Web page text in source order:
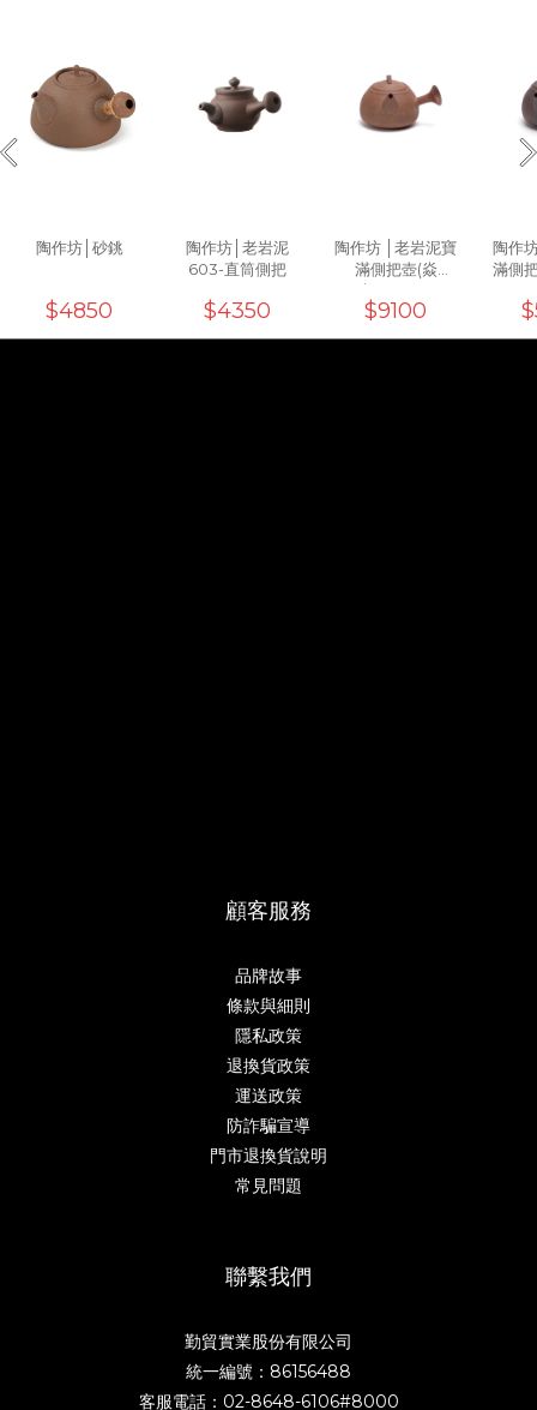
陶作坊│砂銚
$4850
陶作坊│老岩泥
603-直筒側把
$4350
陶作坊 │老岩泥寶
滿側把壺(焱
焱)_230ml
$9100
陶作
滿側
顧客服務
品牌故事
條款與細則
隱私政策
退換貨政策
運送政策
防詐騙宣導
門市退換貨說明
常見問題
聯繫我們
勤貿實業股份有限公司
統一編號：86156488
客服電話：02-8648-6106#8000